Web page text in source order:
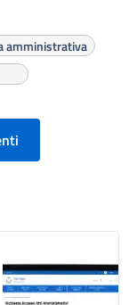
amministrativa